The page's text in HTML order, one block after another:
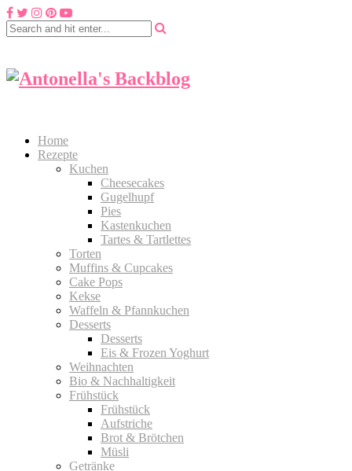
Home
Rezepte
Kuchen
Cheesecakes
Gugelhupf
Pies
Kastenkuchen
Tartes & Tartlettes
Torten
Muffins & Cupcakes
Cake Pops
Kekse
Waffeln & Pfannkuchen
Desserts
Desserts
Eis & Frozen Yoghurt
Weihnachten
Bio & Nachhaltigkeit
Frühstück
Frühstück
Aufstriche
Brot & Brötchen
Müsli
Getränke